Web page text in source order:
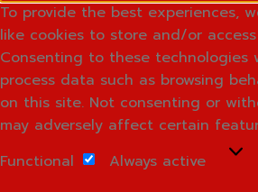
To provide the best experiences,
like cookies to store and/or
Consenting to these technologies
process data such as browsing
on this site. Not consenting or
may adversely affect certain
Functional
Always active